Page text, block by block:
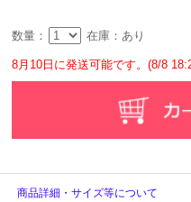
数量： 在庫：あり
8月10日に発送可能です。(8/8
商品詳細・サイズ等について